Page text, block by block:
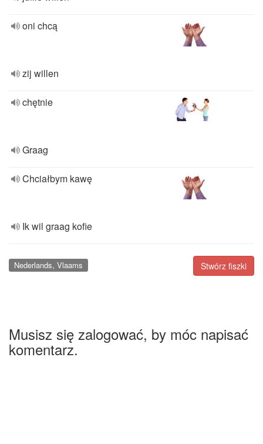
oni chcą
zij willen
chętnie
Graag
Chciałbym kawę
Ik wil graag kofie
Stwórz fiszki
Nederlands, Vlaams
Musisz się zalogować, by móc napisać
komentarz.